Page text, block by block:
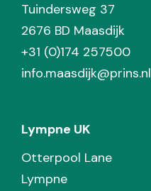
Tuindersweg 37
2676 BD Maasdijk
+31 (0)174 257500
info.maasdijk@prins.nl
Lympne UK
Otterpool Lane
Lympne